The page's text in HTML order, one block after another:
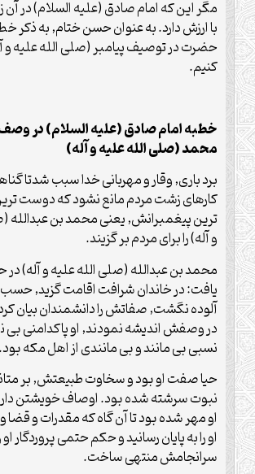
مگر اين كه امام صادق (علیه السلام) در آن
با ارزش دارد. به عنوان حسن ختام, به ذكر
حضرت در توصيف پيامبر (صلی الله علیه و
كنيم.
خطبه امام صادق (علیه السلام) در
محمد (صلی الله علیه و آله)
برد بارى, وقار و مهربانى خدا سبب شدتا
كارهاى زشت مردم مانع نشود كه دوست
ترين پيغمبرانش, يعنى محمد بن عبدالله
و آله) را براى مردم بر گزيند.
محمد بن عبدالله (صلی الله علیه و آله) در
يافت: در خاندان شرافت اقامت گزيد,
آلوده نگشت, صفاتش را دانشمندان بيان
در وصفش انديشه نمودند, او پاكدامنى
نسبى بى مانند و بى مانندى از اهل مكه بود.
حيا صفت او بود و سخاوت طبيعتش, بر
نبوت سرشته شده بود. اوصاف خويشتن
او مهر شده بود تا آن گاه كه مقدرات و قضا
او را به پايان رسانيد و حكم حتمى پروردگار او
سرانجامش منتهى ساخت.